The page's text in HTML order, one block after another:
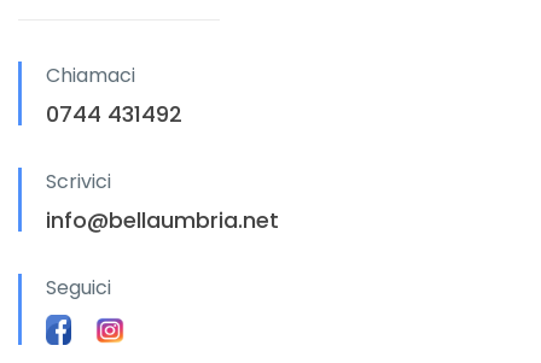
Chiamaci
0744 431492
Scrivici
info@bellaumbria.net
Seguici